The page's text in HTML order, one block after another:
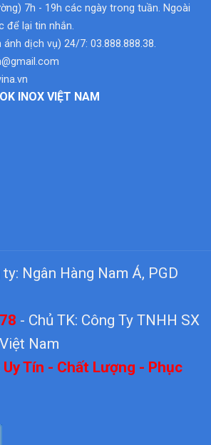
7h - 19h các ngày trong tuần. Ngoài
để lại tin nhắn.
ánh dịch vụ) 24/7: 03.888.888.38.
INOX VIỆT NAM
Ngân Hàng Nam Á, PGD
- Chủ TK: Công Ty TNHH SX
Nam
Uy Tín - Chất Lượng - Phục